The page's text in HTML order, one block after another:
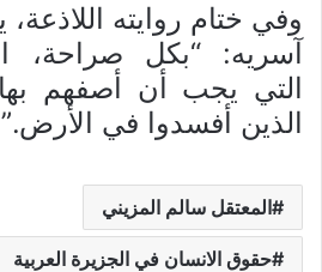
وفي ختام روايته
آسريه: “بكل صراحة،
التي يجب أن أصفهم بها
الذين أفسدوا في الأرض.”
المعتقل سالم المزيني
حقوق الانسان في الجزيرة العربية